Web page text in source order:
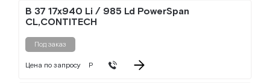
B 37 17x940 Li / 985 Ld PowerSpan
CL,CONTITECH
Под заказ
Цена по запросу Р